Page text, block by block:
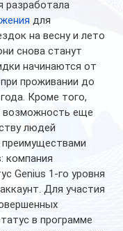
разработала
для
на весну и лето
снова станут
начинаются от
проживании до
Кроме того,
возможность еще
людей
компания
Genius 1-го уровня
Для участия
в программе